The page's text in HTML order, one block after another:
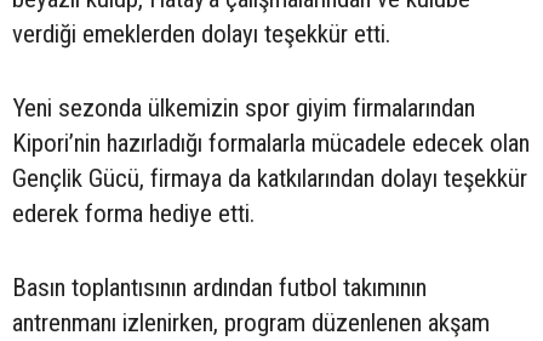
verdiği emeklerden dolayı teşekkür etti.
Yeni sezonda ülkemizin spor giyim firmalarından
Kipori’nin hazırladığı formalarla mücadele edecek olan
Gençlik Gücü, firmaya da katkılarından dolayı teşekkür
ederek forma hediye etti.
Basın toplantısının ardından futbol takımının
antrenmanı izlenirken, program düzenlenen akşam